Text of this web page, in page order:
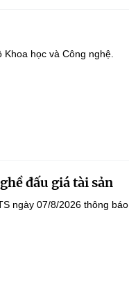
học và Công nghệ.
đấu giá tài sản
ngày 07/8/2026 thông